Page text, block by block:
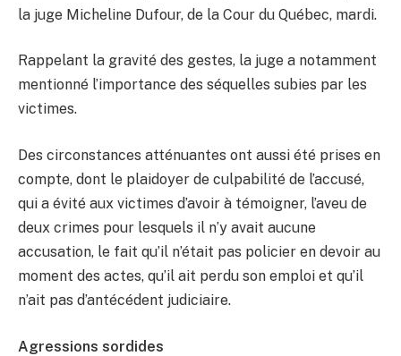
la juge Micheline Dufour, de la Cour du Québec, mardi.
Rappelant la gravité des gestes, la juge a notamment
mentionné l’importance des séquelles subies par les
victimes.
Des circonstances atténuantes ont aussi été prises en
compte, dont le plaidoyer de culpabilité de l’accusé,
qui a évité aux victimes d’avoir à témoigner, l’aveu de
deux crimes pour lesquels il n’y avait aucune
accusation, le fait qu’il n’était pas policier en devoir au
moment des actes, qu’il ait perdu son emploi et qu’il
n’ait pas d’antécédent judiciaire.
Agressions sordides